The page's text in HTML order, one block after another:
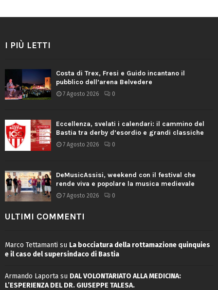
I PIÙ LETTI
Costa di Trex, Fresi e Guido incantano il
pubblico dell’arena Belvedere
7 Agosto 2026 0
Eccellenza, svelati i calendari: il cammino del
Bastia tra derby d’esordio e grandi classiche
7 Agosto 2026 0
DeMusicAssisi, weekend con il festival che
rende viva e popolare la musica medievale
7 Agosto 2026 0
ULTIMI COMMENTI
Marco Tettamanti su La bocciatura della rottamazione quinquies
e il caso del supersindaco di Bastia
Armando Laporta su DAL VOLONTARIATO ALLA MEDICINA:
L’ESPERIENZA DEL DR. GIUSEPPE TALESA.